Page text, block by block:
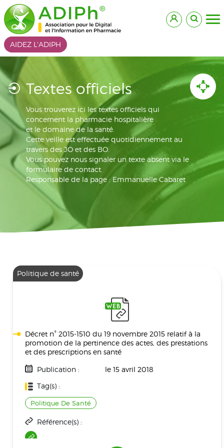
AIDEZ L'ADIPH
Textes officiels
Vous trouverez ici les textes officiels qui
concernent la pharmacie hospitalière
et le domaine de la santé.
Cette veille est effectuée quotidiennement au
travers des JO et des BO.
Vous pouvez nous signaler un texte absent via le
formulaire de contact.
Responsable de la page : Emmanuelle Cabaret
Politique de santé
Décret n° 2015-1510 du 19 novembre 2015 relatif à la
promotion de la pertinence des actes, des prestations
et des prescriptions en santé
Publication :
le 15 avril 2018
Tag(s) :
Politique De Santé
Référence(s) :